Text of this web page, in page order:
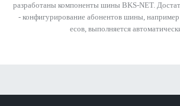
раз­р­а­ботаны компоненты шины BKS-NET.
- конфигур­иро­вание абонентов шины,
есов, вып­олняется